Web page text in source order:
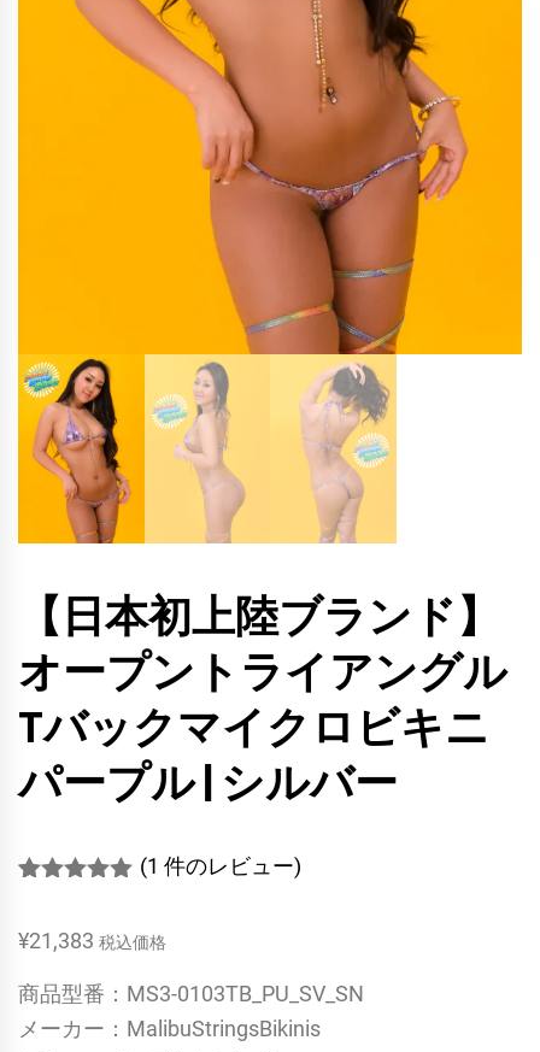
【日本初上陸ブランド】
オープントライアングル
Tバックマイクロビキニ
パープル | シルバー
く5段階評
5.00 点
(1 件のレビュー)
¥21,383 税込価格
商品型番：MS3-0103TB_PU_SV_SN
メーカー：MalibuStringsBikinis